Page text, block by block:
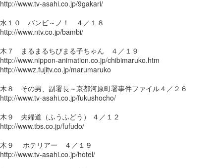
http://www.tv-asahi.co.jp/9gakari/
水１０ バンビ～ノ！ ４／１８
http://www.ntv.co.jp/bambi/
木７ まるまるちびまる子ちゃん ４／１９
http://www.nippon-animation.co.jp/chibimaruko.htm
http://wwwz.fujitv.co.jp/marumaruko
木８ その男、副署長～京都河原町署事件ファイル４／２６
http://www.tv-asahi.co.jp/fukushocho/
木９ 夫婦道（ふうふどう） ４／１２
http://www.tbs.co.jp/fufudo/
木９ ホテリアー ４／１９
http://www.tv-asahi.co.jp/hotel/